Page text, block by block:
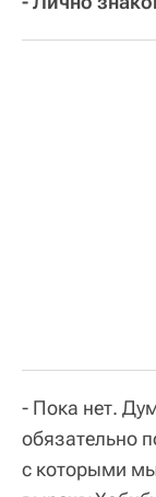
- Пока нет.
обязательно
с которыми